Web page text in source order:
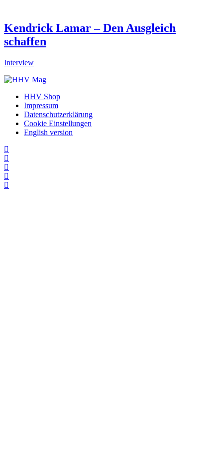
Kendrick Lamar – Den Ausgleich
schaffen
Interview
HHV Shop
Impressum
Datenschutzerklärung
Cookie Einstellungen
English version